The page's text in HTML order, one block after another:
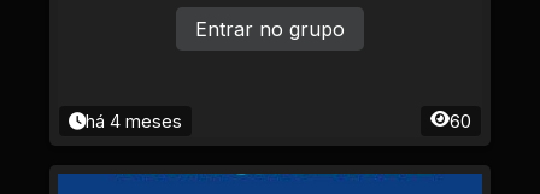
há 4 meses 60
Entrar no grupo